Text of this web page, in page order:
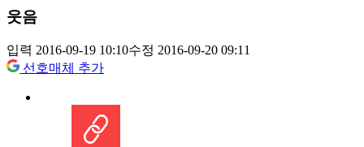
웃음
입력 2016-09-19 10:10수정 2016-09-20 09:11
선호매체 추가